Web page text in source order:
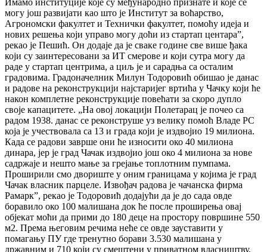
могу још развијати као што је Институт за воћарство,
Агрономски факултет и Технички факултет, помоћу идеја и
нових решења који управо могу доћи из стартап центара”,
рекао је Пешић. Он додаје да је сваке године све више ђака
који су заинтересовани за ИТ смерове и који сутра могу да
раде у стартап центрима, а циљ је и сарадња са осталим
градовима. Градоначелник Милун Тодоровић обишао је данас
и радове на реконструкцији најстаријег вртића у Чачку који ће
након комплетне реконструкције повећати за скоро дупло
своје капацитете. „На овој локацији Полетарац је почео са
радом 1938. данас се реконструше уз велику помоћ Владе РС
која је учествовала са 13 и града који је издвојио 19 милиона.
Када се радови заврше они ће износити око 40 милиона
динара, јер је град Чачак издвојио још око 4 милиона за нове
садржаје и нешто мање за грејање топлотним пумпама.
Проширили смо двориште у оним границама у којима је град
Чачак власник парцеле. Извођач радова је чачанска фирма
Рамарк”, рекао је Тодоровић додајући да је до сада овде
боравило око 100 малишана док ће после проширења овај
објекат моћи да прими до 180 деце на простору површине 550
м2. Према његовим речима неће се овде зауставити у
помагању ПУ где тренутно борави 3.530 малишана у
државним и 710 који су смештени у приватном власништву,